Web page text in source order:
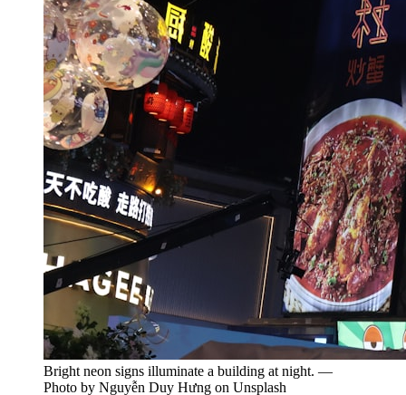
Bright neon signs illuminate a building at night. —
Photo by Nguyễn Duy Hưng on Unsplash